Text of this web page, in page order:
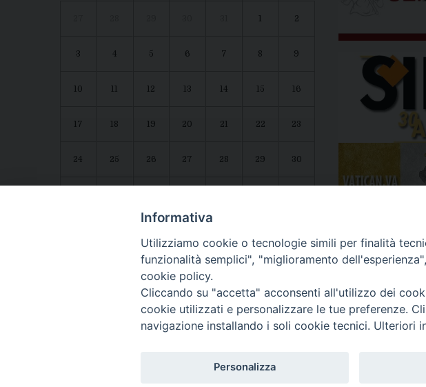
2
3 4 5 6 7 8 9
10 12 13 14 15 16
17 18 19 20 21 22 23
24 25 26 27 28 29 30
: tel/fax 0881/522244 - e-mail: vescovo@diocesiluceratroia.it
Informativa
Utilizziamo cookie o tecnologie simili per finalità
funzionalità semplici", "miglioramento
cookie policy.
Cliccando su "accetta" acconsenti all'utilizzo dei
cookie utilizzati e personalizzare le tue preferenze.
navigazione installando i soli cookie tecnici. Ulteriori
Personalizza